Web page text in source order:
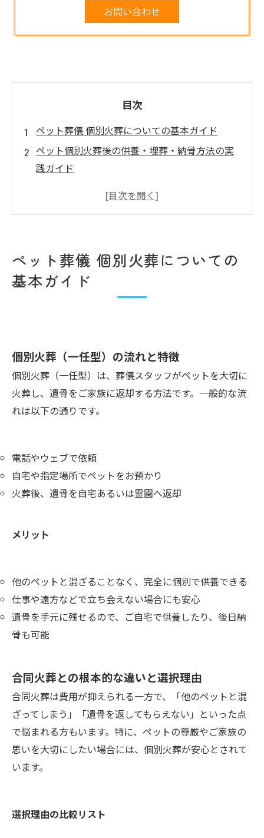
お問い合わせ
目次
ペット葬儀 個別火葬についての基本ガイド
ペット個別火葬後の供養・埋葬・納骨方法の実
践ガイド
ペット個別火葬業者の選び方と安心できる判断
ペット葬儀 個別火葬についての
基本ガイド
個別火葬（一任型）の流れと特徴
個別火葬（一任型）は、葬儀スタッフがペットを大切に
火葬し、遺骨をご家族に返却する方法です。一般的な流
れは以下の通りです。
電話やウェブで依頼
自宅や指定場所でペットをお預かり
火葬後、遺骨を自宅あるいは霊園へ返却
メリット
他のペットと混ざることなく、完全に個別で供養できる
仕事や遠方などで立ち会えない場合にも安心
遺骨を手元に残せるので、ご自宅で供養したり、後日納
骨も可能
合同火葬との根本的な違いと選択理由
合同火葬は費用が抑えられる一方で、「他のペットと混
ざってしまう」「遺骨を返してもらえない」といった点
で悩まれる方もいます。特に、ペットの尊厳やご家族の
思いを大切にしたい場合には、個別火葬が安心とされて
います。
選択理由の比較リスト